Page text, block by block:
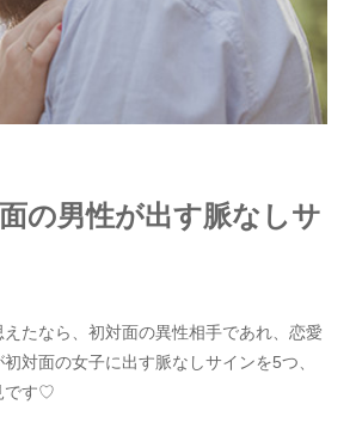
の男性が出す脈なしサ
たなら、初対面の異性相手であれ、恋愛
対面の女子に出す脈なしサインを5つ、
です♡